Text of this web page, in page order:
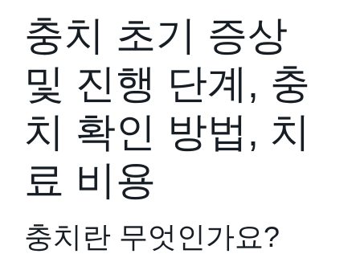
충치 초기 증상
및 진행 단계, 충
치 확인 방법, 치
료 비용
충치란 무엇인가요?